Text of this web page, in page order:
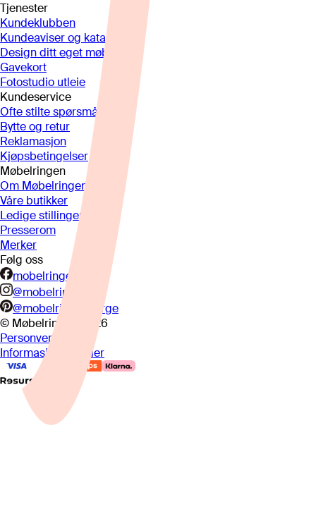
Tjenester
Kundeklubben
Kundeaviser og kataloger
Design ditt eget møbel
Gavekort
Fotostudio utleie
Kundeservice
Ofte stilte spørsmål
Bytte og retur
Reklamasjon
Kjøpsbetingelser
Møbelringen
Om Møbelringen
Våre butikker
Ledige stillinger
Presserom
Merker
Følg oss
mobelringen.no
@mobelringen
@mobelringennorge
© Møbelringen
2026
Personvern
Informasjonskapsler